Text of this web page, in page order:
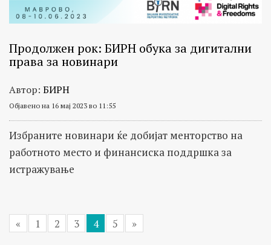
Продолжен рок: БИРН обука за дигитални
права за новинари
Автор: БИРН
Објавено на 16 мај 2023 во 11:55
Избраните новинари ќе добијат менторство на
работното место и финансиска поддршка за
истражување
« 1 2 3 4 5 »